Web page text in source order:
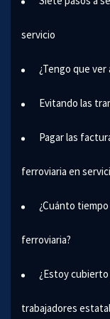
servicio
¿Tengo que
Evitando las
Pagar las
ferroviaria en
¿Cuánto
ferroviaria?
¿Estoy
trabajadores